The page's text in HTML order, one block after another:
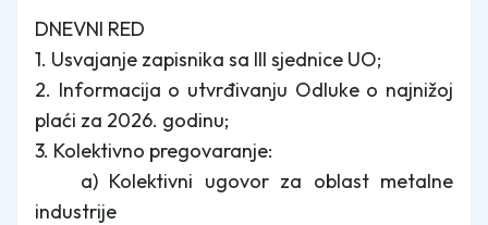
DNEVNI RED
1. Usvajanje zapisnika sa III sjednice UO;
2. Informacija o utvrđivanju Odluke o najnižoj
plaći za 2026. godinu;
3. Kolektivno pregovaranje:
a) Kolektivni ugovor za oblast metalne
industrije